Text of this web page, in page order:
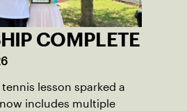
COMPLETE
lesson sparked a
includes multiple